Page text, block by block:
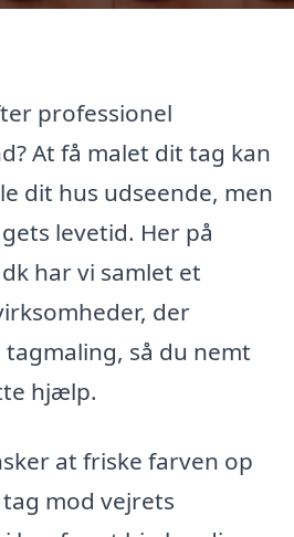
professionel
At få malet dit tag kan
dit hus udseende, men
levetid. Her på
har vi samlet et
der
tagmaling, så du nemt
hjælp.
at friske farven op
mod vejrets